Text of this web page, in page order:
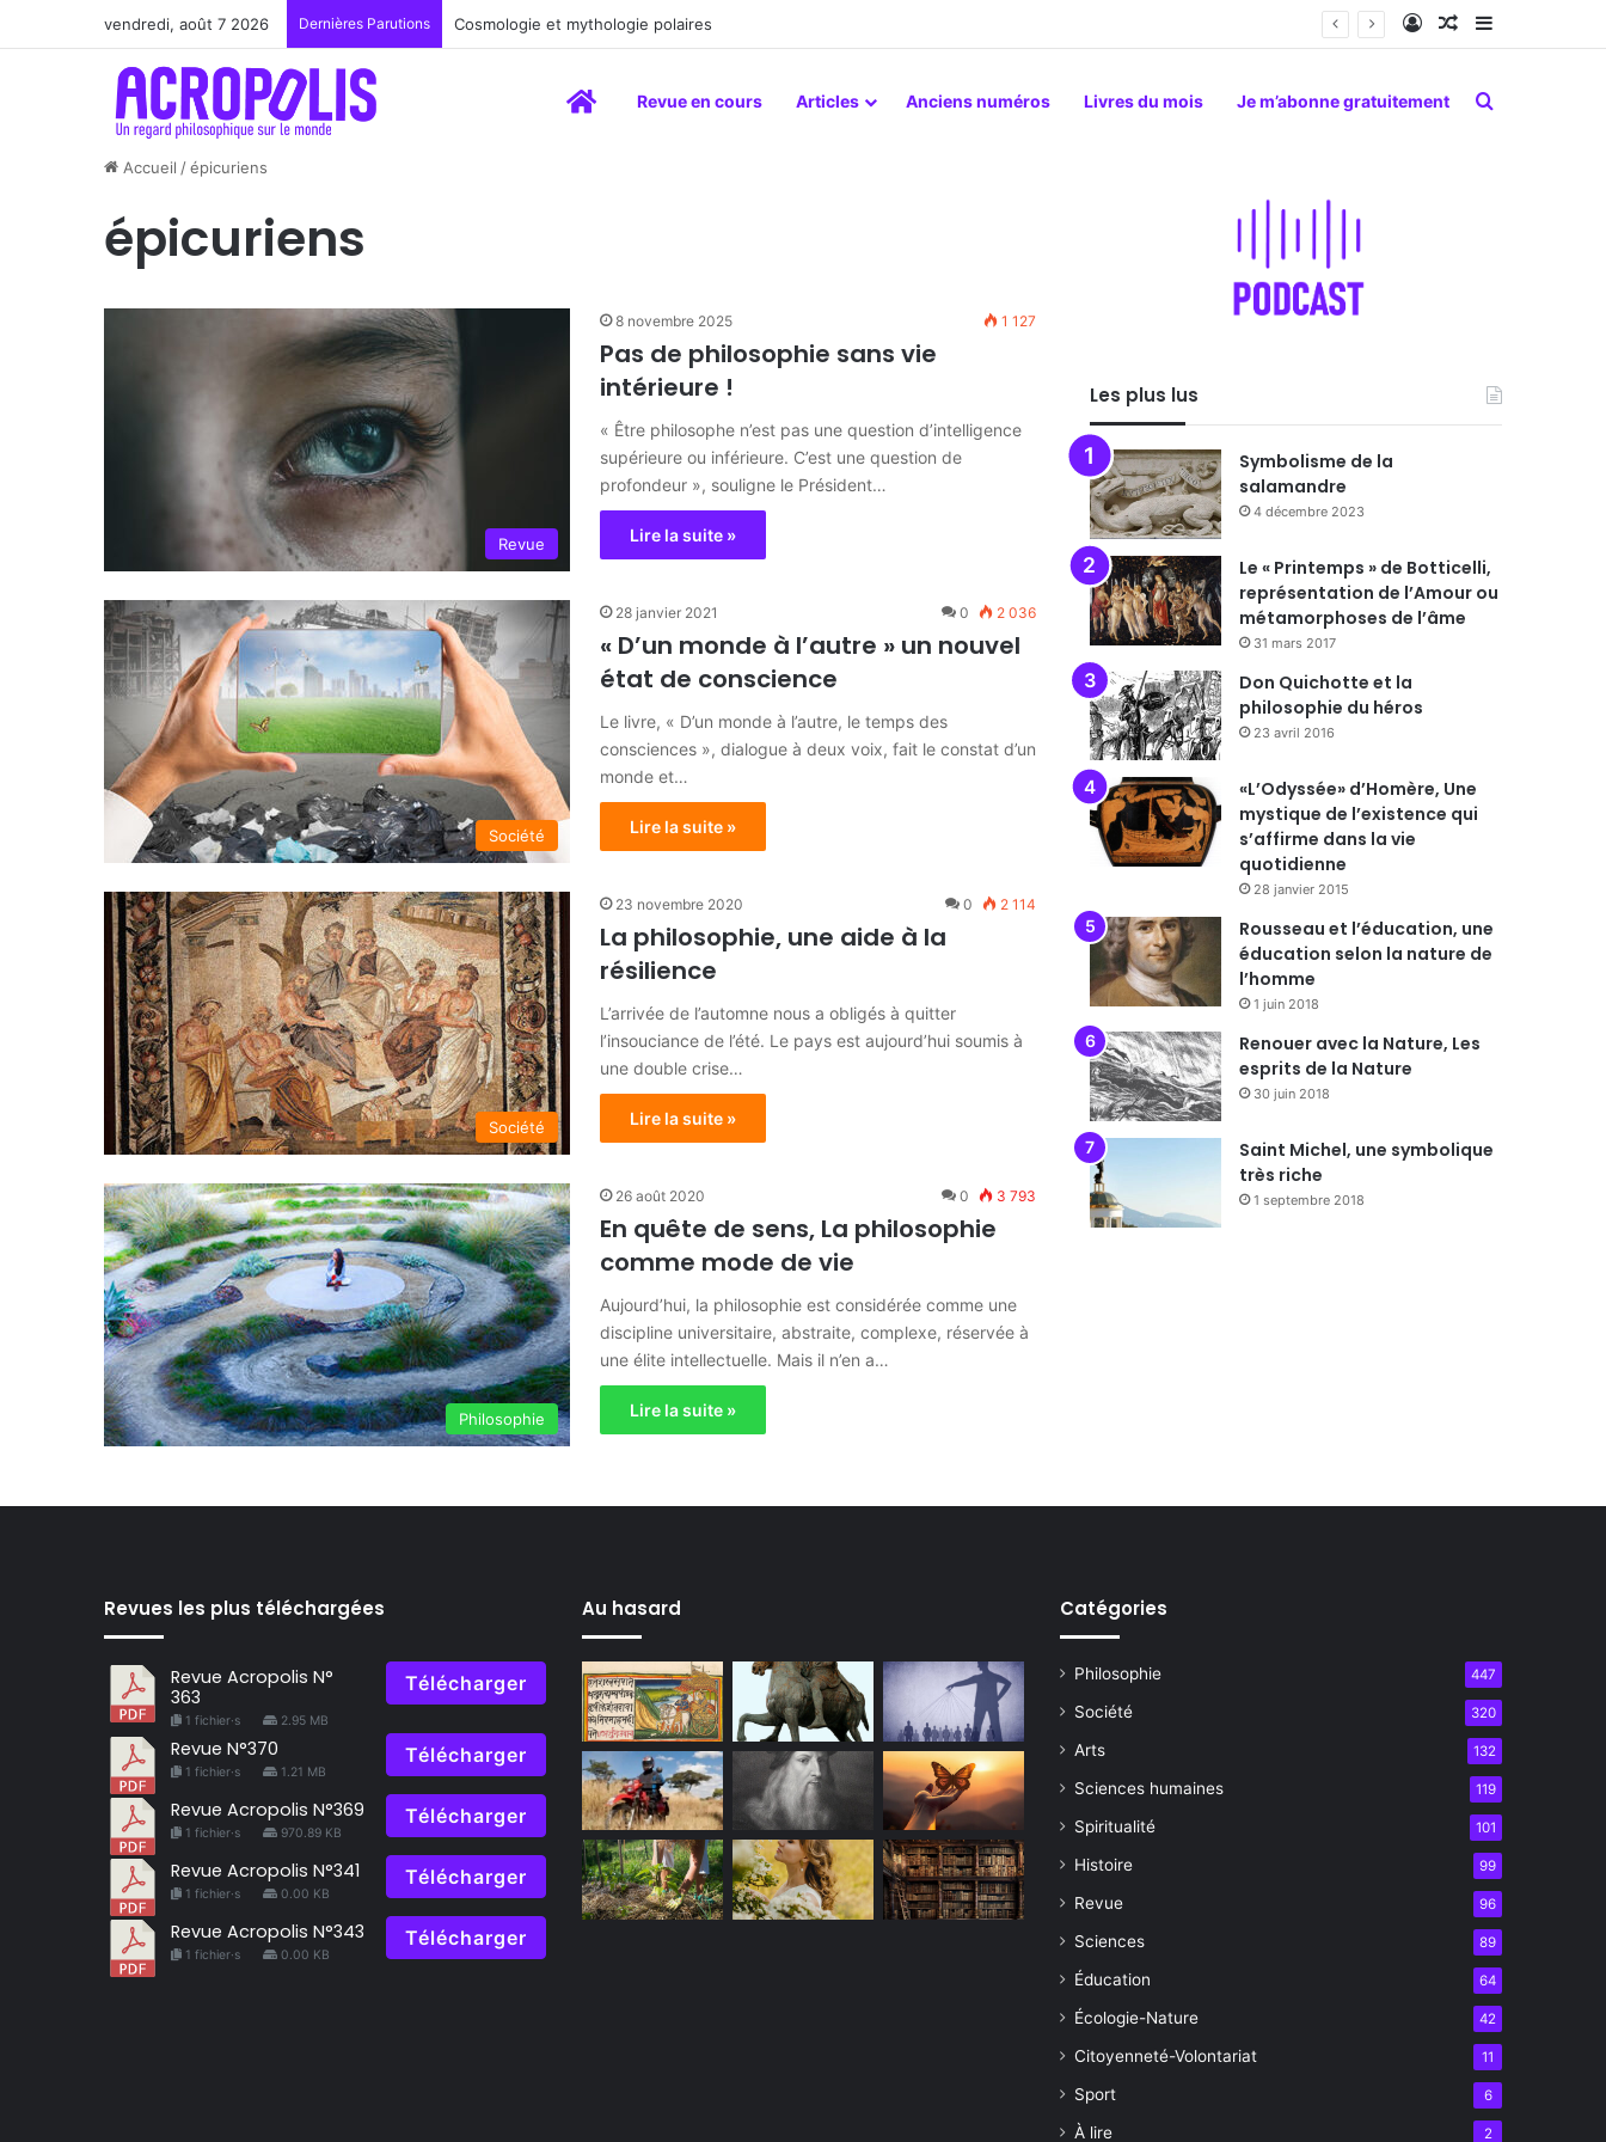
vendredi, août 7 2026 Dernières Parutions Cosmologie et mythologie polaires Connexion
Article Aléatoire
Sidebar
AccueilRevue en cours Articles Anciens numéros Livres du mois Je m’abonne gratuitement Rechercher
Accueil /épicuriens
épicuriens
Revue
8 novembre 2025 1 127
Pas de philosophie sans vie
intérieure !
« Être philosophe n’est pas une question d’intelligence
supérieure ou inférieure. C’est une question de
profondeur », souligne le Président…
Lire la suite »
Société
28 janvier 2021 0 2 036
« D’un monde à l’autre » un nouvel
état de conscience
Le livre, « D’un monde à l’autre, le temps des
consciences », dialogue à deux voix, fait le constat d’un
monde et…
Lire la suite »
Société
23 novembre 2020 0 2 114
La philosophie, une aide à la
résilience
L’arrivée de l’automne nous a obligés à quitter
l’insouciance de l’été. Le pays est aujourd’hui soumis à
une double crise…
Lire la suite »
Philosophie
26 août 2020 0 3 793
En quête de sens, La philosophie
comme mode de vie
Aujourd’hui, la philosophie est considérée comme une
discipline universitaire, abstraite, complexe, réservée à
une élite intellectuelle. Mais il n’en a…
Lire la suite »
Les plus lus
Symbolisme de la
salamandre
4 décembre 2023
Le « Printemps » de Botticelli,
représentation de l’Amour ou
métamorphoses de l’âme
31 mars 2017
Don Quichotte et la
philosophie du héros
23 avril 2016
«L’Odyssée» d’Homère, Une
mystique de l’existence qui
s’affirme dans la vie
quotidienne
28 janvier 2015
Rousseau et l’éducation, une
éducation selon la nature de
l’homme
1 juin 2018
Renouer avec la Nature, Les
esprits de la Nature
30 juin 2018
Saint Michel, une symbolique
très riche
1 septembre 2018
Revues les plus téléchargées
Revue Acropolis N°
363
1 fichier·s 2.95 MB
Télécharger
Revue N°370
1 fichier·s 1.21 MB
Télécharger
Revue Acropolis N°369
1 fichier·s 970.89 KB
Télécharger
Revue Acropolis N°341
1 fichier·s 0.00 KB
Télécharger
Revue Acropolis N°343
1 fichier·s 0.00 KB
Télécharger
Au hasard Catégories
Philosophie 447
Société 320
Arts 132
Sciences humaines 119
Spiritualité 101
Histoire 99
Revue 96
Sciences 89
Éducation 64
Écologie-Nature 42
Citoyenneté-Volontariat 11
Sport 6
À lire 2